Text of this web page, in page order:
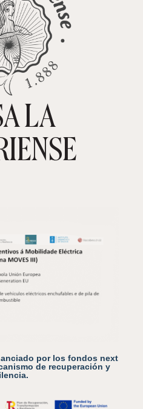
LA
por los fondos next
de recuperación y